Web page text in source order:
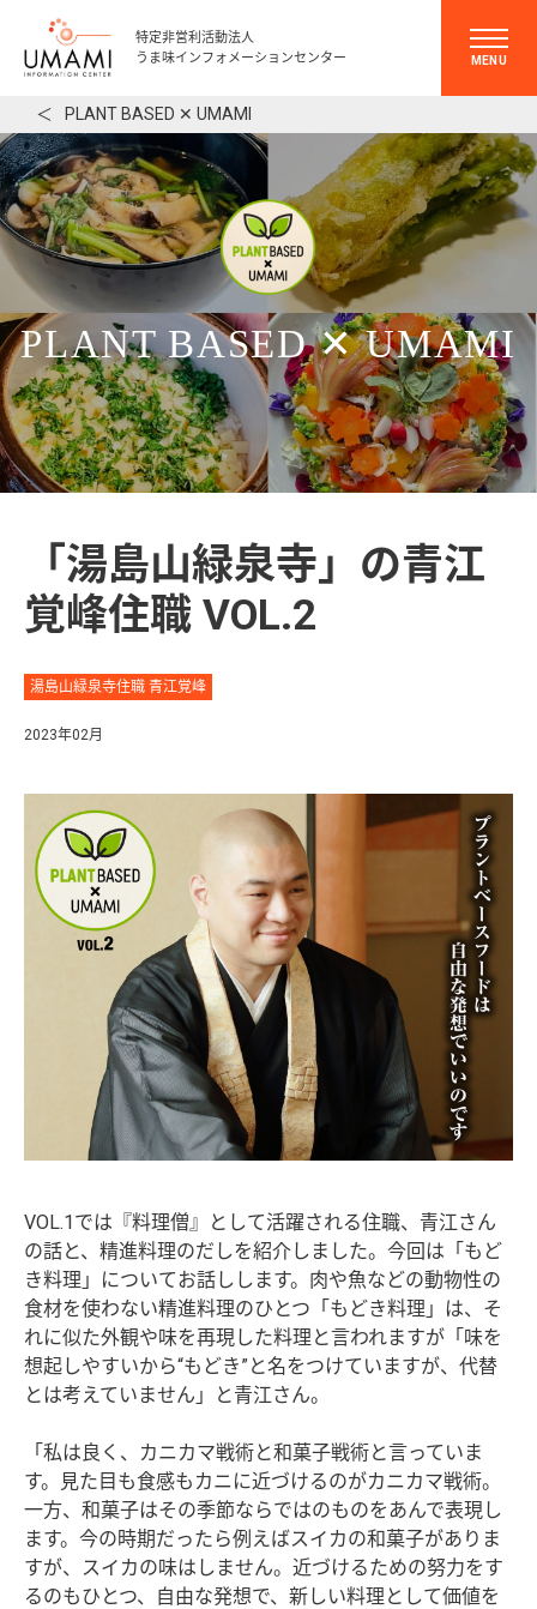
特定非営利活動法人
うま味インフォメーションセンター
MENU
＜ PLANT BASED ✕ UMAMI
PLANT BASED ✕ UMAMI
「湯島山緑泉寺」の青江
覚峰住職 VOL.2
湯島山緑泉寺住職 青江覚峰
2023年02月
VOL.1では『料理僧』として活躍される住職、青江さん
の話と、精進料理のだしを紹介しました。今回は「もど
き料理」についてお話しします。肉や魚などの動物性の
食材を使わない精進料理のひとつ「もどき料理」は、そ
れに似た外観や味を再現した料理と言われますが「味を
想起しやすいから“もどき”と名をつけていますが、代替
とは考えていません」と青江さん。
「私は良く、カニカマ戦術と和菓子戦術と言っていま
す。見た目も食感もカニに近づけるのがカニカマ戦術。
一方、和菓子はその季節ならではのものをあんで表現し
ます。今の時期だったら例えばスイカの和菓子がありま
すが、スイカの味はしません。近づけるための努力をす
るのもひとつ、自由な発想で、新しい料理として価値を